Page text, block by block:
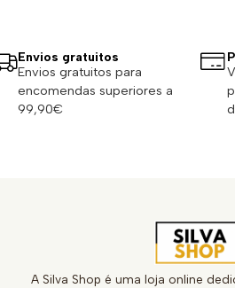
Envios gratuitos
Envios gratuitos para
encomendas superiores a
99,90€
A Silva Shop é uma loja online